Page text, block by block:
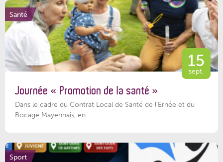
Santé
15
sept.
Journée « Promotion de la santé »
Dans le cadre du Contrat Local de Santé de l’Ernée et du
Bocage Mayennais, en...
Sport